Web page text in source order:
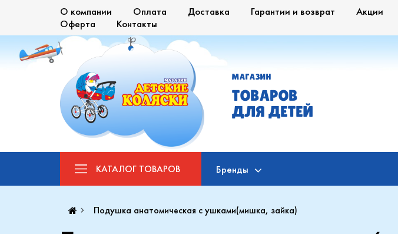
О компании Оплата Доставка Гарантии и возврат
Акции
Оферта
Контакты
МАГАЗИН
ТОВАРОВ
ДЛЯ ДЕТЕЙ
КАТАЛОГ ТОВАРОВ Бренды
Подушка анатомическая с ушками(мишка, зайка)